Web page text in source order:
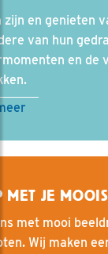
zijn en genieten
van hun
en de
MET JE
met mooi
Wij maken